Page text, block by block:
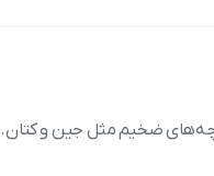
ضخیم مثل جین و کتان.